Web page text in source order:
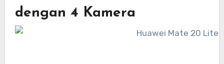
dengan 4 Kamera